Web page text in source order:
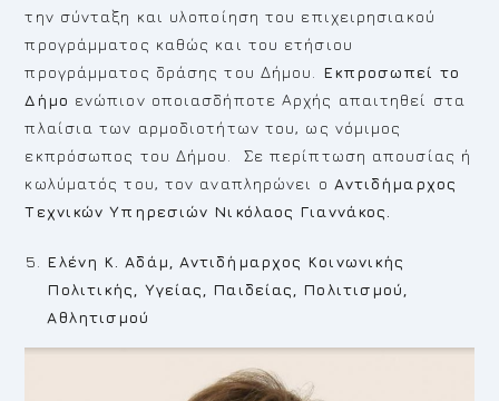
την σύνταξη και υλοποίηση του επιχειρησιακού
προγράμματος καθώς και του ετήσιου
προγράμματος δράσης του Δήμου. Εκπροσωπεί το
Δήμο ενώπιον οποιασδήποτε Αρχής απαιτηθεί στα
πλαίσια των αρμοδιοτήτων του, ως νόμιμος
εκπρόσωπος του Δήμου. Σε περίπτωση απουσίας ή
κωλύματός του, τον αναπληρώνει ο Αντιδήμαρχος
Τεχνικών Υπηρεσιών Νικόλαος Γιαννάκος.
Ελένη Κ. Αδάμ, Αντιδήμαρχος Κοινωνικής
Πολιτικής, Υγείας, Παιδείας, Πολιτισμού,
Αθλητισμού